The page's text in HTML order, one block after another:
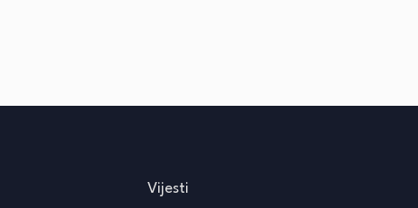
Vijesti